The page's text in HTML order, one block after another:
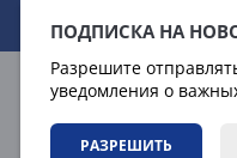
ПОДПИСКА НА
Разрешите
уведомления о
РАЗРЕШИТЬ
06.08.2026 19:38:52